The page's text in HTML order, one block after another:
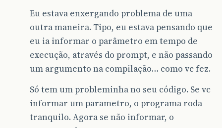
Eu estava enxergando problema de uma
outra maneira. Tipo, eu estava pensando que
eu ia informar o parâmetro em tempo de
execução, através do prompt, e não passando
um argumento na compilação… como vc fez.
Só tem um probleminha no seu código. Se vc
informar um parametro, o programa roda
tranquilo. Agora se não informar, o